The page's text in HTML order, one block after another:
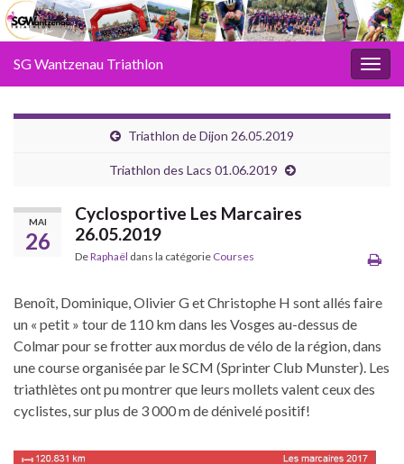
SG Wantzenau Triathlon
Triathlon de Dijon 26.05.2019
Triathlon des Lacs 01.06.2019
MAI
26
Cyclosportive Les Marcaires
26.05.2019
DeRaphaël dans la catégorie Courses
Benoît, Dominique, Olivier G et Christophe H sont allés faire
un « petit » tour de 110 km dans les Vosges au-dessus de
Colmar pour se frotter aux mordus de vélo de la région, dans
une course organisée par le SCM (Sprinter Club Munster). Les
triathlètes ont pu montrer que leurs mollets valent ceux des
cyclistes, sur plus de 3 000 m de dénivelé positif!